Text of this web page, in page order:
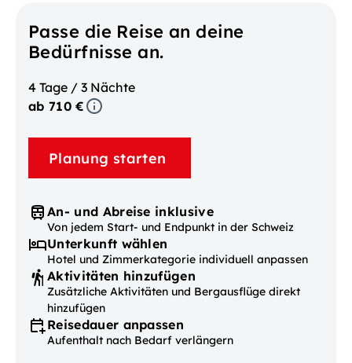
Passe die Reise an deine
Bedürfnisse an.
4 Tage / 3 Nächte
ab 710 €
Planung starten
An- und Abreise inklusive
Von jedem Start- und Endpunkt in der Schweiz
Unterkunft wählen
Hotel und Zimmerkategorie individuell anpassen
Aktivitäten hinzufügen
Zusätzliche Aktivitäten und Bergausflüge direkt
hinzufügen
Reisedauer anpassen
Aufenthalt nach Bedarf verlängern